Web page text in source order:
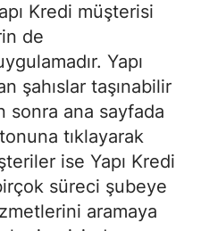
Kredi müşterisi
de
Yapı
şahıslar taşınabilir
sonra ana sayfada
tıklayarak
ise Yapı Kredi
süreci şubeye
aramaya